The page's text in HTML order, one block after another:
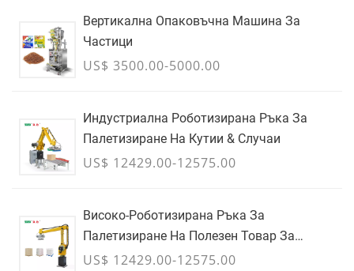
Вертикална Опаковъчна Машина За
Частици
US$ 3500.00-5000.00
Индустриална Роботизирана Ръка За
Палетизиране На Кутии & Случаи
US$ 12429.00-12575.00
Високо-Роботизирана Ръка За
Палетизиране На Полезен Товар За
Кашони, Торби & Контейнери За Насипни
US$ 12429.00-12575.00